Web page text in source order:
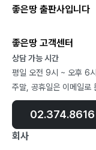
Summary135
6. 변화
6-1. 명절에는 남편
6-2. 부부는 데이
6-3. 아내를 미친
6-4. 부부라서 참
6-5. ‘괜찮아’의
6-6. 사람은 직접
좋은땅 출판사입니다
좋은땅 고객센터
상담 가능 시간
평일 오전 9시 ~ 오후 6
주말, 공휴일은 이메일로
02.374.8616
회사